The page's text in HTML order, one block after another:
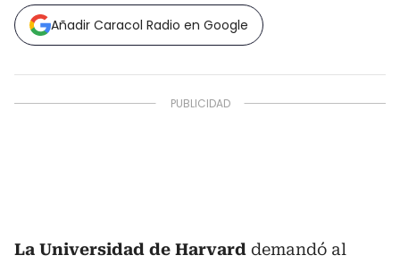
Añadir Caracol Radio en Google
La Universidad de Harvard demandó al